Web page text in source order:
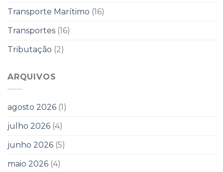
Transporte Marítimo (16)
Transportes (16)
Tributação (2)
ARQUIVOS
agosto 2026 (1)
julho 2026 (4)
junho 2026 (5)
maio 2026 (4)